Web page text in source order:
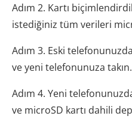
Adım 2. Kartı
istediğiniz tüm verileri
Adım 3. Eski
ve yeni telefonunuza takın.
Adım 4. Yeni
ve microSD kartı dahili